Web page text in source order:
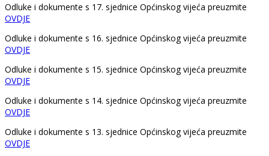
Odluke i dokumente s 17. sjednice Općinskog vijeća preuzmite
OVDJE
Odluke i dokumente s 16. sjednice Općinskog vijeća preuzmite
OVDJE
Odluke i dokumente s 15. sjednice Općinskog vijeća preuzmite
OVDJE
Odluke i dokumente s 14. sjednice Općinskog vijeća preuzmite
OVDJE
Odluke i dokumente s 13. sjednice Općinskog vijeća preuzmite
OVDJE